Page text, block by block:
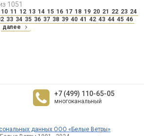
1051
10 11 12 13 14 15 16 17 18 19 20 21 22 23 24
33 34 35 36 37 38 39 40 41 42 43 44 45 46
далее
+7 (499) 110-65-05
многоканальный
данных ООО «Белые Ветры»